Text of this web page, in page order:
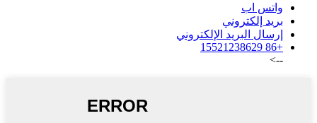
واتس اب
بريد إلكتروني
إرسال البريد الإلكتروني
+86 15521238629
-->